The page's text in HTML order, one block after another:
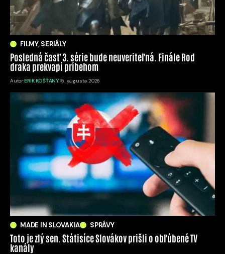
FILMY, SERIÁLY
Posledná časť 3. série bude neuveriteľná. Finále Rod
draka prekvapí príbehom
Autor:ERIK KOŠŤANY 5. augusta 2026
MADE IN SLOVAKIA SPRÁVY
Toto je zlý sen. Státisíce Slovákov prišli o obľúbené TV
kanály